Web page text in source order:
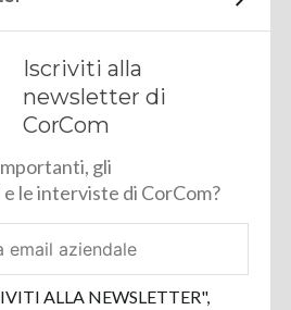
Iscriviti alla
newsletter di
CorCom
gli
le interviste di CorCom?
ALLA NEWSLETTER",